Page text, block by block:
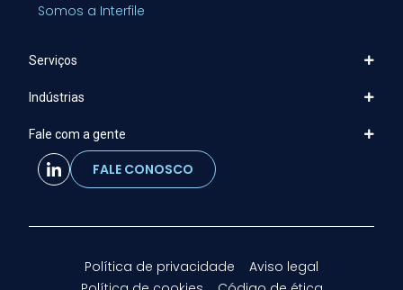
Somos a Interfile
Serviços
Indústrias
Fale com a gente
FALE CONOSCO
Política de privacidade
Aviso legal